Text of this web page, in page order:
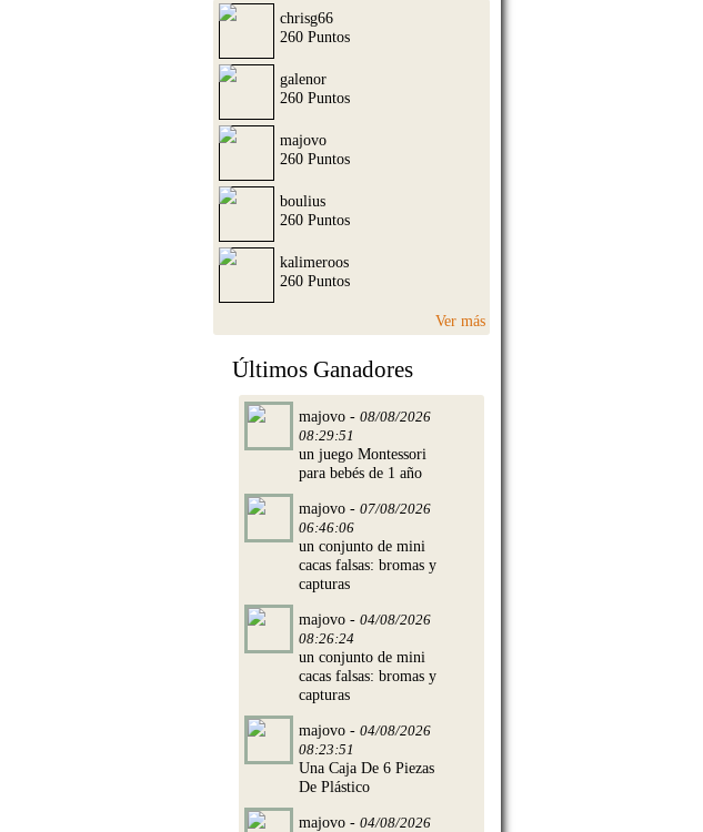
chrisg66
260 Puntos
galenor
260 Puntos
majovo
260 Puntos
boulius
260 Puntos
kalimeroos
260 Puntos
Ver más
Últimos Ganadores
majovo - 08/08/2026
08:29:51
un juego Montessori
para bebés de 1 año
majovo - 07/08/2026
06:46:06
un conjunto de mini
cacas falsas: bromas y
capturas
majovo - 04/08/2026
08:26:24
un conjunto de mini
cacas falsas: bromas y
capturas
majovo - 04/08/2026
08:23:51
Una Caja De 6 Piezas
De Plástico
majovo - 04/08/2026